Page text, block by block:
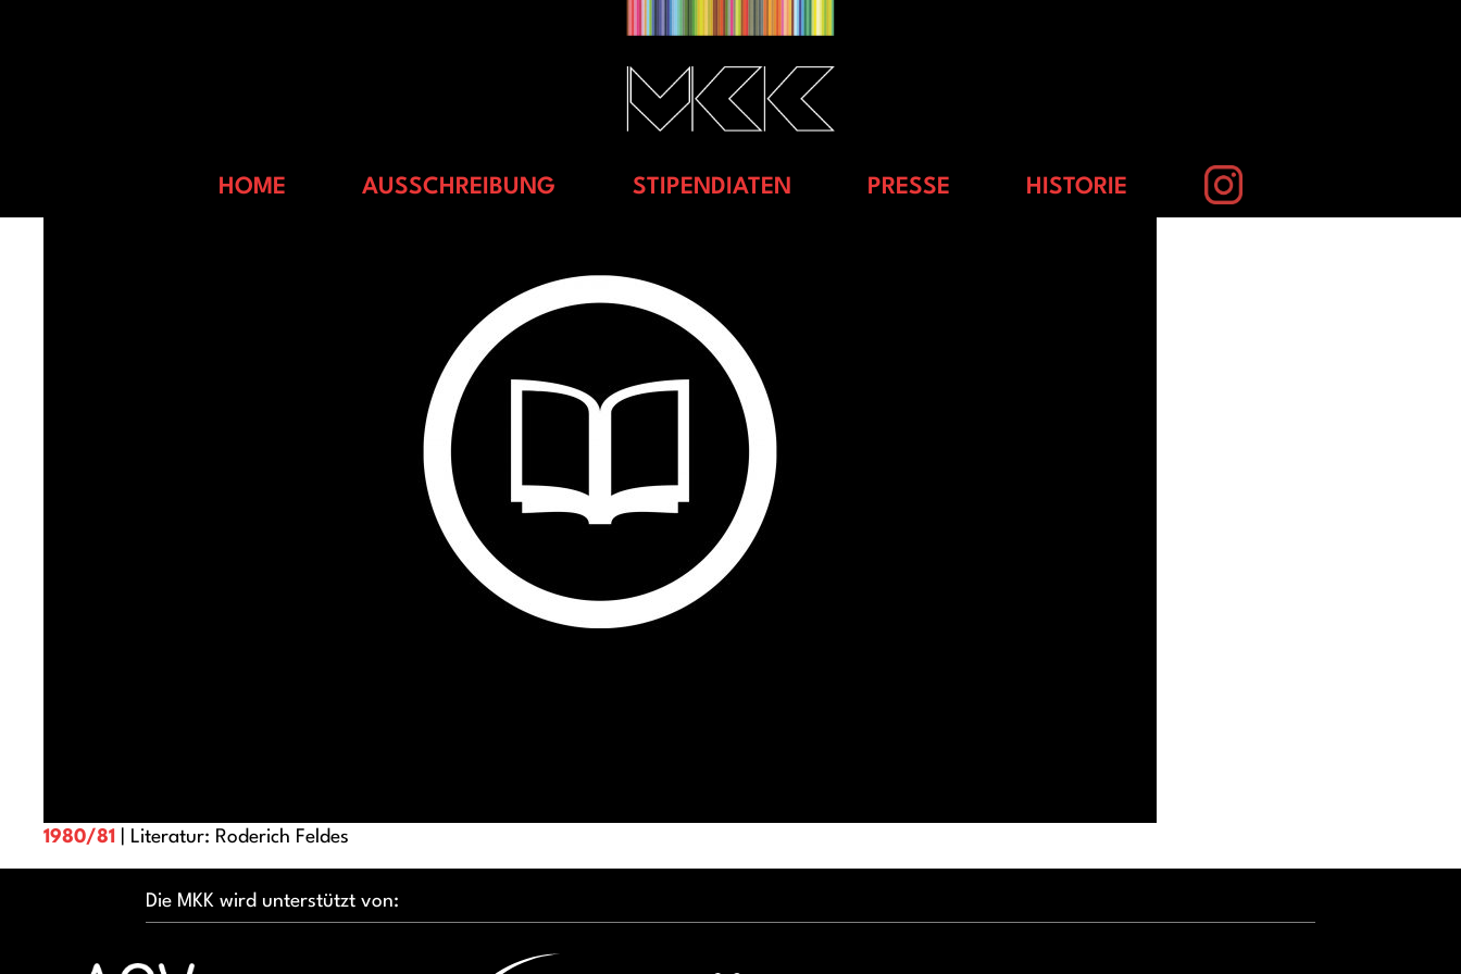
HOME AUSSCHREIBUNG STIPENDIATEN PRESSE HISTORIE
1980/81 | Literatur: Roderich Feldes
Die MKK wird unterstützt von: